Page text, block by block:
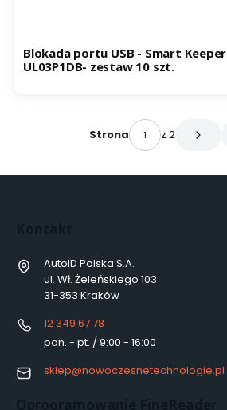
Blokada portu USB - Smart Keeper
UL03P1DB- zestaw 10 szt.
Strona z 2
AutoID Polska S.A.
ul. Wł. Żeleńskiego 103
31-353 Kraków
12 349 67 78
pon. - pt. / 9:00 - 16:00
sklep@nowoczesnetechnologie.pl